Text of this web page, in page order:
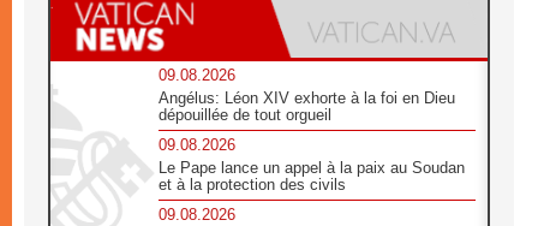
09.08.2026
Angélus: Léon XIV exhorte à la foi en Dieu
dépouillée de tout orgueil
09.08.2026
Le Pape lance un appel à la paix au Soudan
et à la protection des civils
09.08.2026